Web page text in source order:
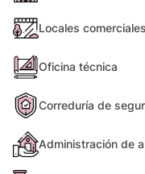
Locales comerciales
Oficina técnica
Correduría de
Administración de